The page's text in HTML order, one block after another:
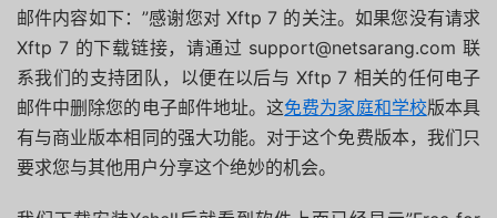
邮件内容如下：”感谢您对 Xftp 7 的关注。如果您没有请求
Xftp 7 的下载链接，请通过 support@netsarang.com 联
系我们的支持团队，以便在以后与 Xftp 7 相关的任何电子
邮件中删除您的电子邮件地址。这免费为家庭和学校版本具
有与商业版本相同的强大功能。对于这个免费版本，我们只
要求您与其他用户分享这个绝妙的机会。